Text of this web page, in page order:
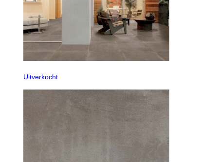
Uitverkocht